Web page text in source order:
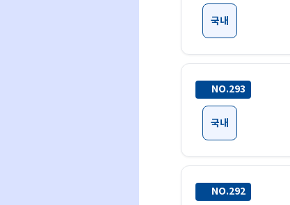
국내
NO.293
국내
NO.292